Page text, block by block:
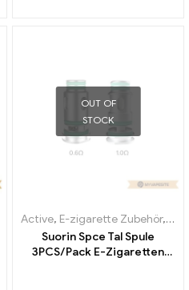
OUT OF
STOCK
Active, E-zigarette Zubehör,
Suorin Spce Tal Spule
3PCS/Pack E-Zigaretten